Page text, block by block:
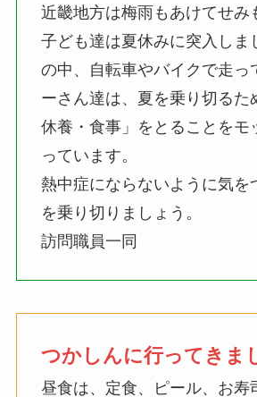
近畿地方は梅雨もあけてせみ
子ども達は夏休みに突入しま
の中、自転車やバイクで走っ
ーさん達は、夏を乗り切るた
休養・食事」をとることをモ
っています。
熱中症にならないように気を
を乗り切りましょう。
訪問職員一同
つかしんに行ってきま
昼食は、定食、ピール、お寿